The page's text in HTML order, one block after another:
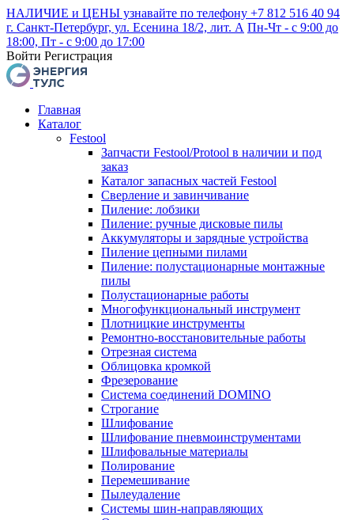
НАЛИЧИЕ и ЦЕНЫ узнавайте по телефону +7 812 516 40 94
г. Санкт-Петербург, ул. Есенина 18/2, лит. А Пн-Чт - с 9:00 до
18:00, Пт - с 9:00 до 17:00
Войти Регистрация
Главная
Каталог
Festool
Запчасти Festool/Protool в наличии и под
заказ
Каталог запасных частей Festool
Сверление и завинчивание
Пиление: лобзики
Пиление: ручные дисковые пилы
Аккумуляторы и зарядные устройства
Пиление цепными пилами
Пиление: полустационарные монтажные
пилы
Полустационарные работы
Многофункциональный инструмент
Плотницкие инструменты
Ремонтно-восстановительные работы
Отрезная система
Облицовка кромкой
Фрезерование
Система соединений DOMINO
Строгание
Шлифование
Шлифование пневмоинструментами
Шлифовальные материалы
Полирование
Перемешивание
Пылеудаление
Системы шин-направляющих